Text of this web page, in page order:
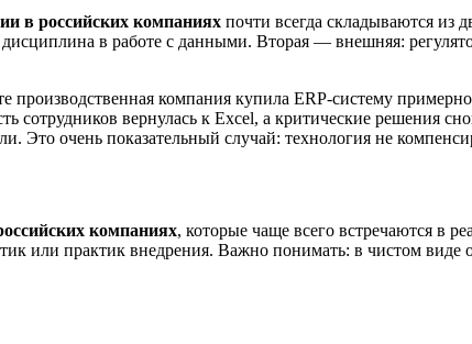
в российских компаниях почти всегда складываются из
в работе с данными. Вторая — внешняя:
производственная компания купила ERP-систему
сотрудников вернулась к Excel, а критические решения
Это очень показательный случай: технология не
компаниях, которые чаще всего встречаются в
или практик внедрения. Важно понимать: в чистом